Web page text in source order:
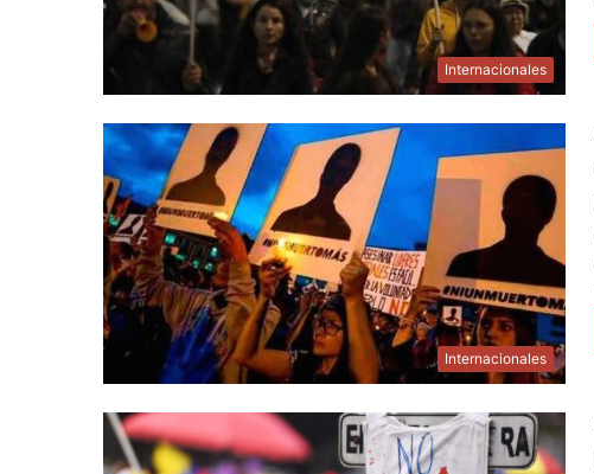
Internacionales
Internacionales